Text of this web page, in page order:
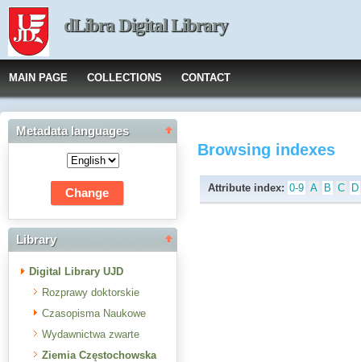
dLibra Digital Library
MAIN PAGE COLLECTIONS CONTACT
Metadata languages
Library
Digital Library UJD
Rozprawy doktorskie
Czasopisma Naukowe
Wydawnictwa zwarte
Ziemia Częstochowska
Browsing indexes
Attribute index: 0-9 A B C D